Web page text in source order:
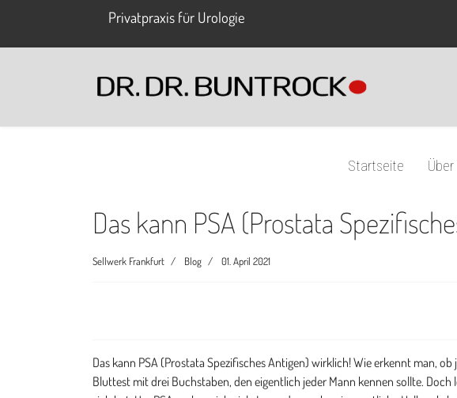
Privatpraxis für Urologie
Startseite
Das kann PSA (Prostata
Sellwerk Frankfurt Blog 01. April 2021
Das kann PSA (Prostata Spezifisches Antigen) wirklich! Wie erkennt man, ob jemand Prostatakrebs haben könnte? Neben der Tastuntersuchung und dem Ultraschall gibt es einen Bluttest mit drei Buchstaben, den eigentlich jeder Mann kennen sollte. Doch leider wissen noch immer viel zu wenige Männer, was es mit dem PSA, dem Prostata Spezifischen Antigen auf sich hat. Um PSA ranken sich viele Legenden, es kursieren etliche Halbwahrheiten und auch die melden sich stets zu Wort, die von Berufs wegen mit PSA gar keine Berührungspunkte haben. In diesem Video geht es daher um Aufklärung von einem, der es wissen muss, weil es das Kerngebiet seines Faches darstellt: vom Urologen. Mein Name ist Stefan Buntrock, ich bin Facharzt für Urologie und auf meinem Kanal Urochannel geht es um urologische Themen aus der Sicht des Facharztes. Seit Jahren erhitzt das PSA, das Prostata Spezifische Antigen die Gemüter. Kann man dadurch wirklich Prostatakrebs erkennen? Ist das zuverlässig? sind Fragen, die in meiner Sprechstunde immer wieder fallen. Aber was ist das überhaupt, PSA? Es handelt sich um ein Protein, also ein Eiweiß, das in der Prostata gebildet wird und das seine Funktion in der Fortpflanzung hat, indem es dabei hilft, das Sperma zu verflüssigen. Messen kann man es über einen einfachen Bluttest. Da Krebszellen PSA im Übermaß produzieren, steigt der Wert bei Prostatakrebs an. Man kann damit bereits zu einem sehr frühen Zeitpunkt Hinweise auf Krebs in der Prostata über eben jenen PSA-Test erhalten. Noch bevor er mit dem Finger zu ertasten ist und noch bevor er im Ultraschall sichtbar wird. Das ist wichtig, da Krebs die Eigenschaft hat, in den frühen Stadien überhaupt keine Symptome zu machen. Aber gerade in den frühen Stadien kann er oft geheilt werden. Damit ist dieser Bluttest ein wichtiger Baustein in der Krebsdiagnostik beim Mann. Im Prinzip bräuchte man da ja eigentlich nur den Männern Blut abzunehmen und schon wüsste man, ob hier Krebs vorliegt oder nicht. Leider ist es nicht ganz so einfach und hier kommt es immer wieder zu Missverständnissenüber PSA. Ein PSA-Test alleine beweist erst einmal gar nichts. Es geht um einen Verdacht.Beweisend ist allein die Biopsie, also die Gewebeprobe mit anschließender Untersuchungunter dem Mikroskop. Ein erhöhter Wert sollte auf jeden Fall überprüft und durch mindestenseinen weiteren Test abgesichert werden. Und auch dann kommt es je nach Konstellation aufden zeitlichen Verlauf der letzten Jahre an und auf weitere Begleitumstände. Es gibtnämlich Faktoren, die den PSA-Wert beeinflussen, allen voran die gutartige Prostatavergrößerung,die ein großer Teil der Männer ab 40 entwickelt. Je mehr Prostatagewebe, desto höher das PSA.Daher steigt das PSA bei den meisten Männern mit zunehmendem Alter an, ohne dass ein Krebsdahinter steckt. Um einen PSA-Wert einordnen zu können, braucht man also zwingend dieGröße der Prostata. Die lässt sich am besten durch ein Ultraschall durch den Enddarm feststellen.Ultraschalluntersuchungen über die Bauchdecke sind mir als Urologe zu ungenau. Hier zumVergleich einmal die Aufnahme einer Prostata durch den Enddarm, oben im Querschnitt undunten im Längsschnitt. Neben der zuverlässigen Größenbestimmung stellt sich die Strukturder Drüse hochauflösend dar. Und nun dieselbe Prostata vom Bauch aus aufgenommen. Das Schwarzedarüber ist Urin in der Harnblase. Wie man sieht, ist das Organ nur schemenhaft zu erkennen.Eben zu ungenau. Auch für mich, der ich täglich mit Ultraschall arbeite, ist es quasi nichtmöglich, hier mehr als das Organ selbst zu erkennen.Entzündungen im Harntrakt wie Blasenentzündungen und Prostataentzündungen gehen ebenfallsmit erhöhten Werten einher. Hier reden wir aber über echte Entzündungen: Brennen beimWasserlassen, Schmerz in der Blasenregion, ständiges, häufiges Wasserlassen, Fieber,auffällige Tastbefunde und Urinuntersuchungen. Wenn es in die Richtung geht à la: „oh,der PSA ist leicht erhöht, es könnte auch eine Entzündung sein, ich gebe Ihnen malein Antibiotikum und wir sehen weiter“, das ist damit nicht gemeint. Ich meine richtige,symptomatische Entzündungen. Manche sagen, dass auch Radfahren und körperliche Aktivitäteinen Einfluss haben sollen. Das kann zwar